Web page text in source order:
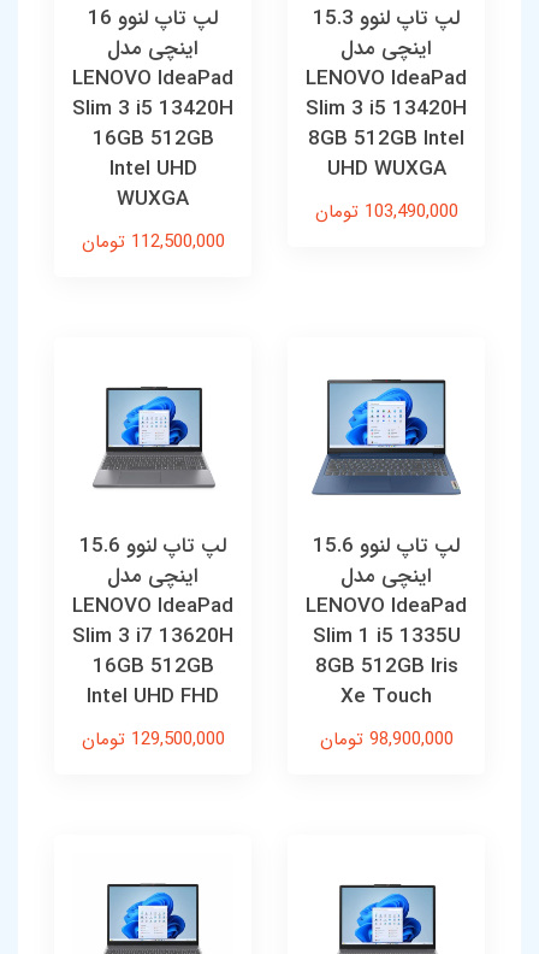
لپ تاپ لنوو 15.3
اینچی مدل
LENOVO IdeaPad
Slim 3 i5 13420H
8GB 512GB Intel
UHD WUXGA
103,490,000 تومان
لپ تاپ لنوو 16
اینچی مدل
LENOVO IdeaPad
Slim 3 i5 13420H
16GB 512GB
Intel UHD
WUXGA
112,500,000 تومان
لپ تاپ لنوو 15.6
اینچی مدل
LENOVO IdeaPad
Slim 1 i5 1335U
8GB 512GB Iris
Xe Touch
98,900,000 تومان
لپ تاپ لنوو 15.6
اینچی مدل
LENOVO IdeaPad
Slim 3 i7 13620H
16GB 512GB
Intel UHD FHD
129,500,000 تومان